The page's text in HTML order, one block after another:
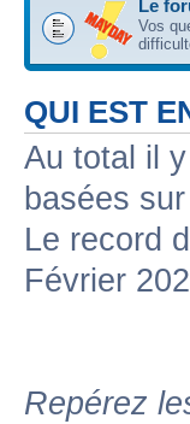
Le
Vos
QUI EST
Au total il
basées
Le record
Février
Repérez